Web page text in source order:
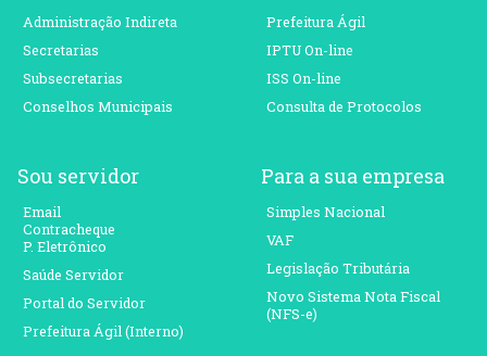
Administração Indireta
Secretarias
Subsecretarias
Conselhos Municipais
Prefeitura Ágil
IPTU On-line
ISS On-line
Consulta de Protocolos
Sou servidor
Email
Contracheque
P. Eletrônico
Saúde Servidor
Portal do Servidor
Prefeitura Ágil (Interno)
Para a sua empresa
Simples Nacional
VAF
Legislação Tributária
Novo Sistema Nota Fiscal
(NFS-e)